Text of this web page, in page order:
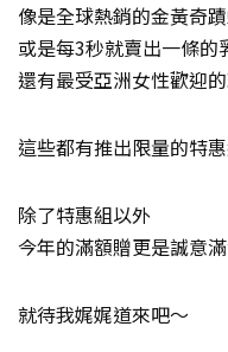
像是全球熱銷的金黃奇
或是每3秒就賣出一條的
還有最受亞洲女性歡迎
這些都有推出限量的特惠
除了特惠組以外
今年的滿額贈更是誠意滿
就待我娓娓道來吧～